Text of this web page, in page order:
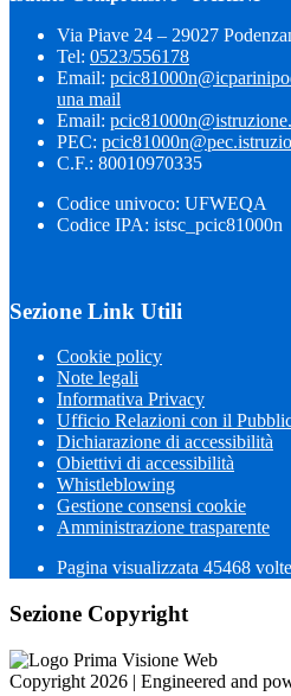
Via Piave 24 – 29027
Tel: 0523/556178
Email:
una mail
Email:
PEC:
C.F.: 80010970335
Codice univoco: UFWEQA
Codice IPA: istsc_pcic81000n
Sezione Link Utili
Cookie policy
Note legali
Informativa Privacy
Ufficio Relazioni con il
Dichiarazione di accessibilità
Obiettivi di accessibilità
Whistleblowing
Gestione consensi cookie
Amministrazione trasparente
Pagina visualizzata 45468 volte
Sezione Copyright
Copyright 2026 | Engineered and